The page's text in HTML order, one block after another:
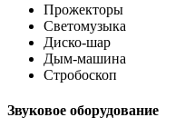
Прожекторы
Светомузыка
Диско-шар
Дым-машина
Стробоскоп
Звуковое оборудование